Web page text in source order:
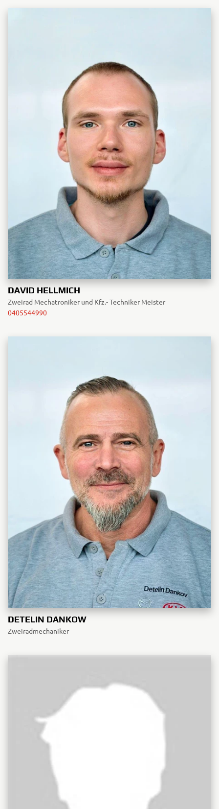
DAVID HELLMICH
Zweirad Mechatroniker und Kfz.- Techniker Meister
0405544990
DETELIN DANKOW
Zweiradmechaniker